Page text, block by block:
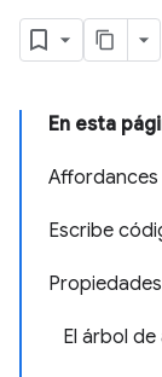
En esta
Affordances
Escribe
El árbol